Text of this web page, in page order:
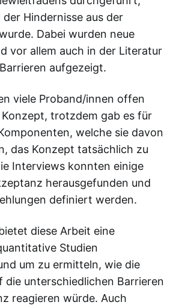
Hindernisse aus der
Dabei wurden neue
vor allem auch in der Literatur
aufgezeigt.
viele Proband/innen offen
trotzdem gab es für
welche sie davon
das Konzept tatsächlich zu
Interviews konnten einige
herausgefunden und
definiert werden.
diese Arbeit eine
Studien
um zu ermitteln, wie die
die unterschiedlichen Barrieren
reagieren würde. Auch